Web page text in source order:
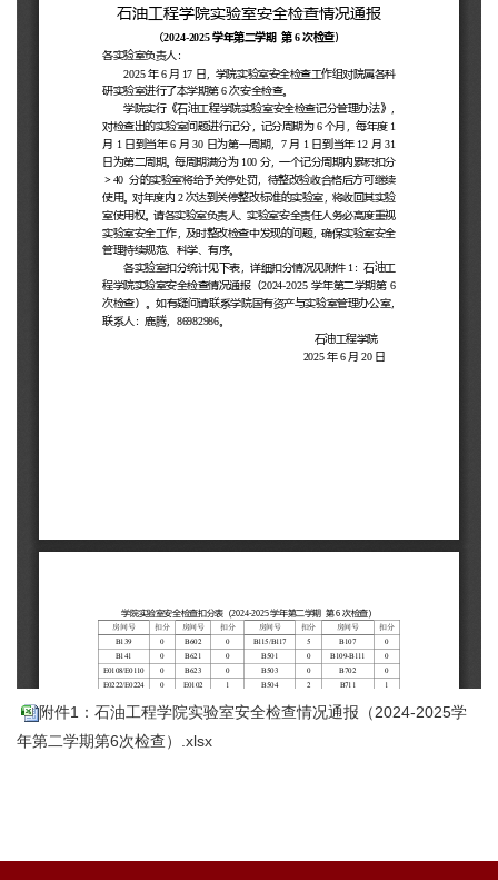
附件1：石油工程学院实验室安全检查情况通报（2024-2025学
年第二学期第6次检查）.xlsx